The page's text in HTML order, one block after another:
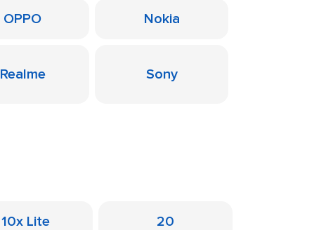
OPPO Nokia
Realme Sony
10x Lite 20